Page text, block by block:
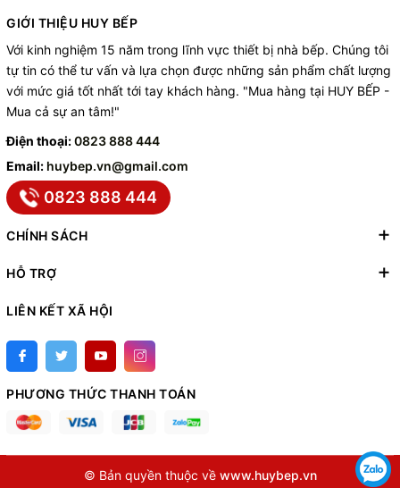
GIỚI THIỆU HUY BẾP
Với kinh nghiệm 15 năm trong lĩnh vực thiết bị nhà bếp. Chúng tôi
tự tin có thể tư vấn và lựa chọn được những sản phẩm chất lượng
với mức giá tốt nhất tới tay khách hàng. "Mua hàng tại HUY BẾP -
Mua cả sự an tâm!"
Điện thoại:0823 888 444
Email: huybep.vn@gmail.com
0823 888 444
CHÍNH SÁCH
HỖ TRỢ
LIÊN KẾT XÃ HỘI
PHƯƠNG THỨC THANH TOÁN
© Bản quyền thuộc về www.huybep.vn